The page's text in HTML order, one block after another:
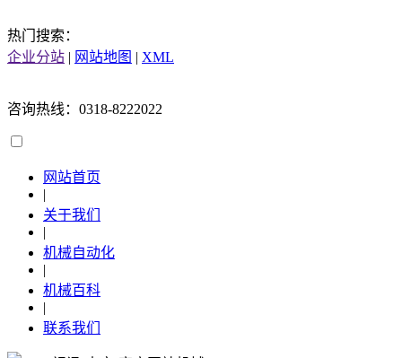
热门搜索：
企业分站 | 网站地图 | XML
咨询热线：0318-8222022
网站首页
|
关于我们
|
机械自动化
|
机械百科
|
联系我们